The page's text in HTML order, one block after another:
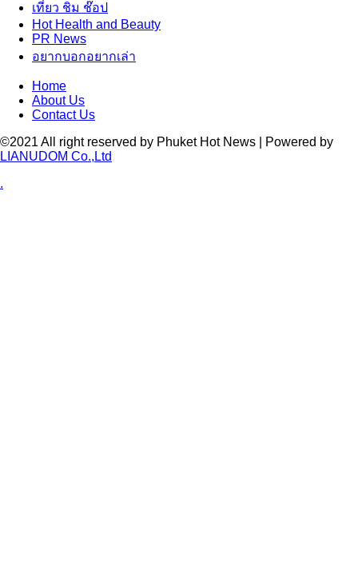
เที่ยว ชิม ช๊อป
HotHealth and Beauty
PR News
อยากบอกอยากเล่า
Home
About Us
Contact Us
©2021 All right reserved by Phuket Hot News | Powered by
LIANUDOM Co.,Ltd
.